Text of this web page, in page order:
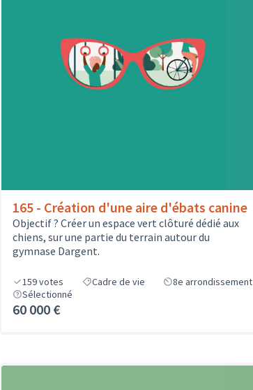
165 - Création d'une aire d'ébats canine
Objectif ? Créer un espace vert clôturé dédié aux
chiens, sur une partie du terrain autour du
gymnase Dargent.
159votes Cadre de vie
8e arrondissement
Sélectionné
60 000 €